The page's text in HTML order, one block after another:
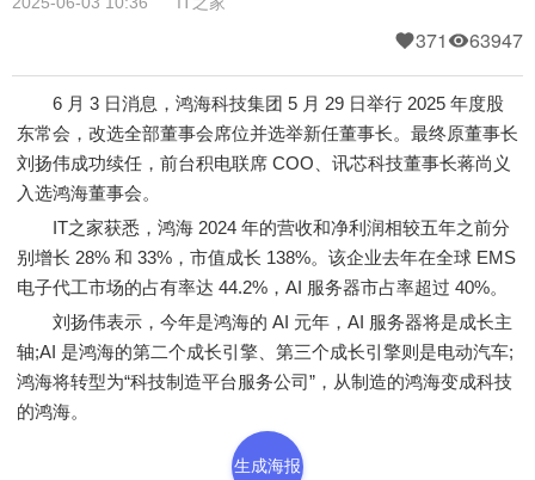
371 63947
6 月 3 日消息，鸿海科技集团 5 月 29 日举行 2025 年度股
东常会，改选全部董事会席位并选举新任董事长。最终原董事长
刘扬伟成功续任，前台积电联席 COO、讯芯科技董事长蒋尚义
入选鸿海董事会。
IT之家获悉，鸿海 2024 年的营收和净利润相较五年之前分
别增长 28% 和 33%，市值成长 138%。该企业去年在全球 EMS
电子代工市场的占有率达 44.2%，AI 服务器市占率超过 40%。
刘扬伟表示，今年是鸿海的 AI 元年，AI 服务器将是成长主
轴;AI 是鸿海的第二个成长引擎、第三个成长引擎则是电动汽车;
鸿海将转型为“科技制造平台服务公司”，从制造的鸿海变成科技
的鸿海。
生成海报